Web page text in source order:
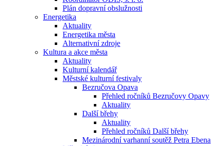
Plán dopravní obslužnosti
Energetika
Aktuality
Energetika města
Alternativní zdroje
Kultura a akce města
Aktuality
Kulturní kalendář
Městské kulturní festivaly
Bezručova Opava
Přehled ročníků Bezručovy Opavy
Aktuality
Další břehy
Aktuality
Přehled ročníků Další břehy
Mezinárodní varhanní soutěž Petra Ebena